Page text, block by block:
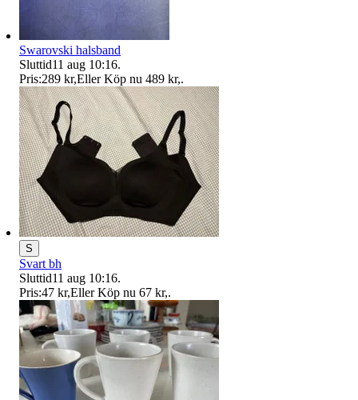
Swarovski halsband
Sluttid11 aug 10:16.
Pris:289 kr,Eller Köp nu 489 kr,.
S
Svart bh
Sluttid11 aug 10:16.
Pris:47 kr,Eller Köp nu 67 kr,.